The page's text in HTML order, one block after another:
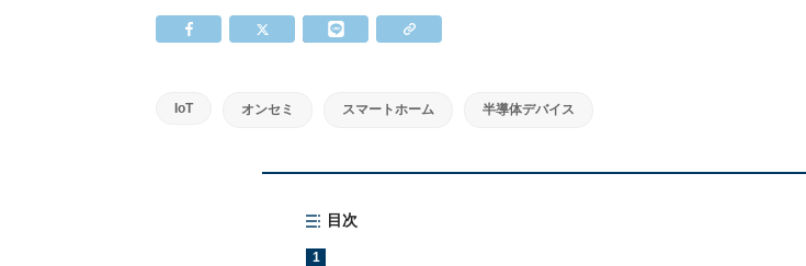
IoT オンセミ スマートホーム 半導体デバイス
目次
1